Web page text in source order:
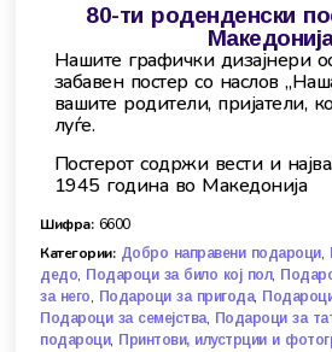
80-ти роденденски
Нашите графички дизајнери
забавен постер со наслов
вашите родители, пријатели,
луѓе.
Постерот содржи вести и
1945 година во Македонија
Шифра: 6600
Категории: Добро направени подароци,
дедо, Подароци за било кој пол,
за него, Подароци за пригода,
Подароци за семејства, Подароци за
подароци, Принтови, илустрции и